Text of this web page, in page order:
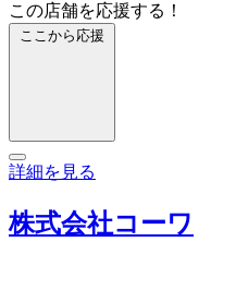
この店舗を応援する！
ここから応援
詳細を見る
株式会社コーワ